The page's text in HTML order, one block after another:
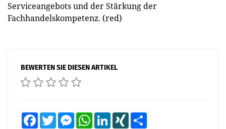
Serviceangebots und der Stärkung der
Fachhandelskompetenz. (red)
BEWERTEN SIE DIESEN ARTIKEL
FacebookTwitter MessengerWhatsAppLinkedInXING